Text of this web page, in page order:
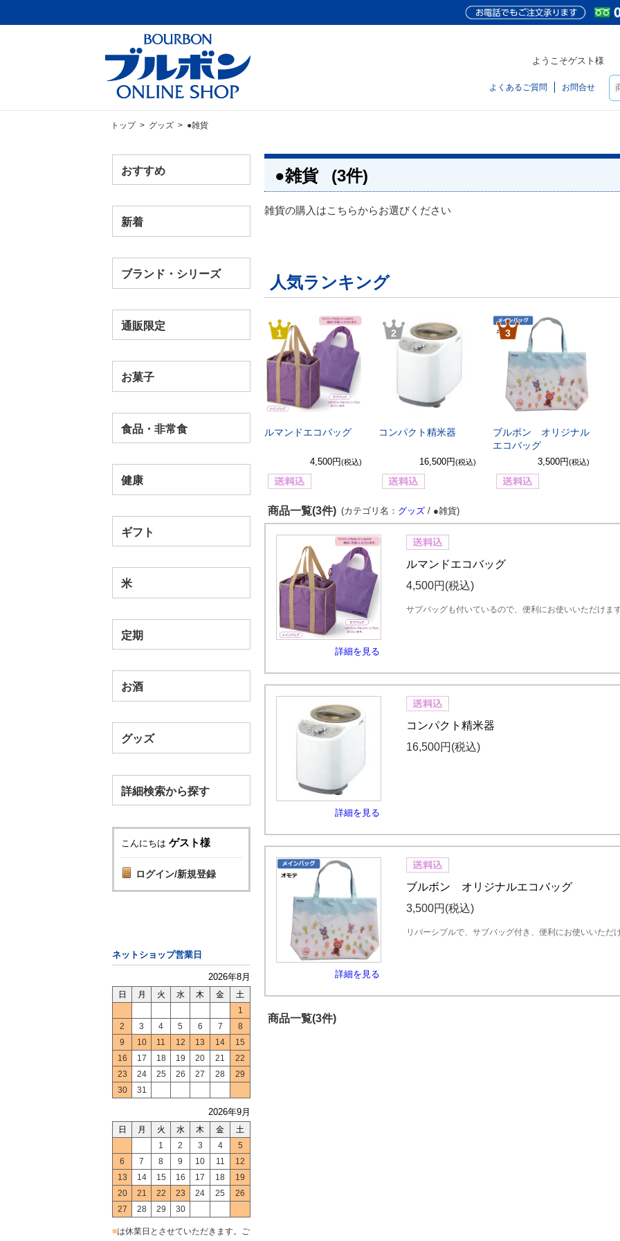
ようこそゲスト様
よくあるご質問 お問合せ
トップ> グッズ> ●雑貨
おすすめ
新着
ブランド・シリーズ
通販限定
お菓子
食品・非常食
健康
ギフト
米
定期
お酒
グッズ
詳細検索から探す
こんにちは ゲスト様
ログイン/新規登録
ネットショップ営業日
2026年8月
日 月 火 水 木 金
土
1
2
3 4 5 6 7
8
9
10 11 12 13 14
15
16
17 18 19 20 21
22
23
24 25 26 27 28
29
30
31
2026年9月
日 月 火 水 木 金
土
1
2 3 4
5
6
7 8 9 10 11
12
13
14 15 16 17 18
19
20
21 22 23 24 25
26
27
28 29 30
■は休業日とさせていただきます。ご
●雑貨 (3件)
雑貨の購入はこちらからお選びください
人気ランキング
1
ルマンドエコバッグ
4,500円(税込)
2
コンパクト精米器
16,500円(税込)
3
ブルボン オリジナル
エコバッグ
3,500円(税込)
商品一覧(3件) (カテゴリ名： グッズ / ●雑貨)
詳細を見る
ルマンドエコバッグ
4,500円 (税込)
サブバッグも付いているので、便利にお使いいただけま
詳細を見る
コンパクト精米器
16,500円 (税込)
詳細を見る
ブルボン オリジナルエコバッグ
3,500円 (税込)
リバーシブルで、サブバッグ付き、便利にお使いいただ
商品一覧(3件)